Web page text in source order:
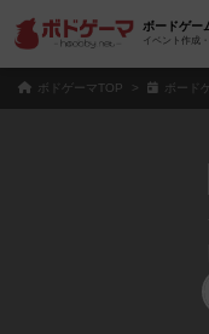
ボードゲー
イベント作成
ボドゲーマTOP ボード